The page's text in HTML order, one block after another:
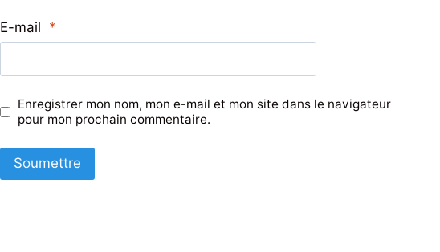
E-mail *
Enregistrer mon nom, mon e-mail et mon site dans le navigateur
pour mon prochain commentaire.